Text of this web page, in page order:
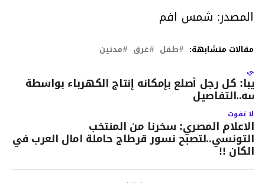
المصدر: شمس افم
مقالات متشابهة: طفل غرق مدنين
كل رجل أصلع بإمكانه إنتاج الكهرباء بواسطة
لا تفوت
الاعلام المصري: سخرنا من المنتخب
التونسي..لتصبح نسور قرطاج حاملة امال العرب في
الكان !!